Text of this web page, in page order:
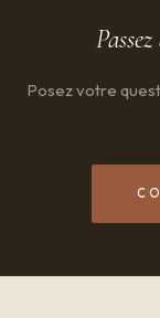
Posez votre